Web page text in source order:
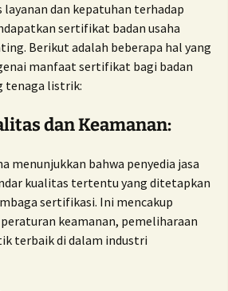
dan kepatuhan terhadap
sertifikat badan usaha
Berikut adalah beberapa hal yang
manfaat sertifikat bagi badan
tenaga listrik:
dan Keamanan:
menunjukkan bahwa penyedia jasa
kualitas tertentu yang ditetapkan
sertifikasi. Ini mencakup
keamanan, pemeliharaan
terbaik di dalam industri